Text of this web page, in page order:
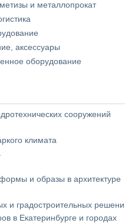
и металлопрокат
аксессуары
оборудование
сооружений
климата
и образы в архитектуре
и градостроительных
в Екатеринбурге и городах